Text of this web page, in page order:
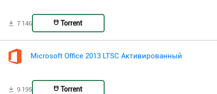
7 146 Torrent
Microsoft Office 2013 LTSC Активированный
9 195 Torrent